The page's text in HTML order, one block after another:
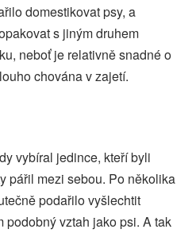
domestikovat psy, a
s jiným druhem
neboť je relativně snadné o
chována v zajetí.
vybíral jedince, kteří byli
pářil mezi sebou. Po několika
podařilo vyšlechtit
podobný vztah jako psi. A tak